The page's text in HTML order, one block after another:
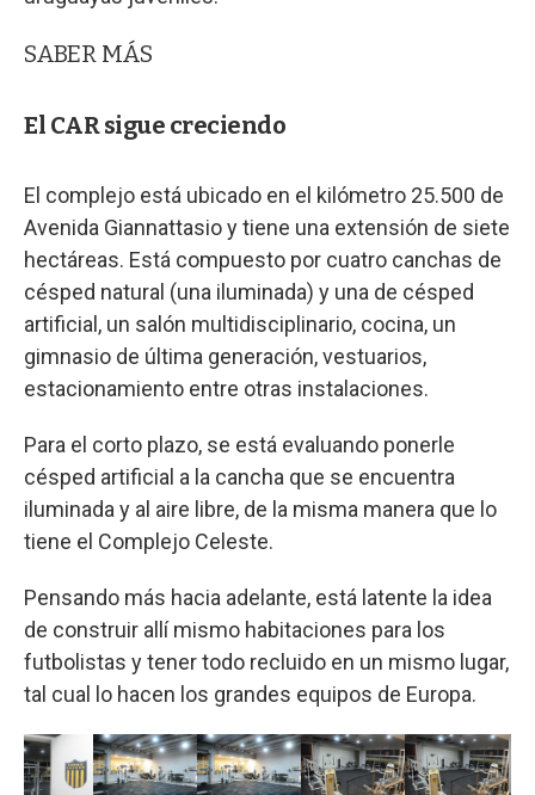
SABER MÁS
El CAR sigue creciendo
El complejo está ubicado en el kilómetro 25.500 de
Avenida Giannattasio y tiene una extensión de siete
hectáreas. Está compuesto por cuatro canchas de
césped natural (una iluminada) y una de césped
artificial, un salón multidisciplinario, cocina, un
gimnasio de última generación, vestuarios,
estacionamiento entre otras instalaciones.
Para el corto plazo, se está evaluando ponerle
césped artificial a la cancha que se encuentra
iluminada y al aire libre, de la misma manera que lo
tiene el Complejo Celeste.
Pensando más hacia adelante, está latente la idea
de construir allí mismo habitaciones para los
futbolistas y tener todo recluido en un mismo lugar,
tal cual lo hacen los grandes equipos de Europa.